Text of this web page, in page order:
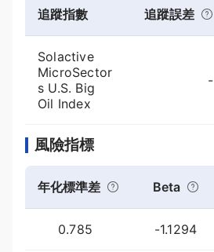
追蹤指數 追蹤誤差
Solactive
MicroSector
s U.S. Big
Oil Index
-
風險指標
年化標準差 Beta
0.785 -1.1294